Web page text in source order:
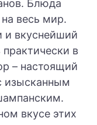
Блюда
весь мир.
и вкуснейший
в
– настоящий
изысканным
вкусе этих